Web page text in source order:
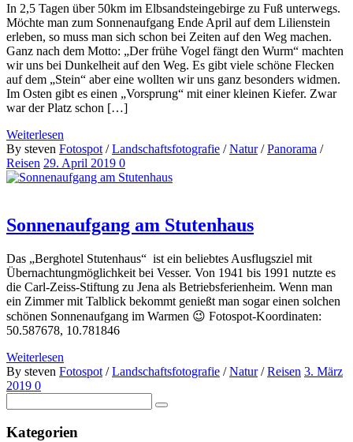
In 2,5 Tagen über 50km im Elbsandsteingebirge zu Fuß unterwegs.
Möchte man zum Sonnenaufgang Ende April auf dem Lilienstein
erleben, so muss man sich schon bei Zeiten auf den Weg machen.
Ganz nach dem Motto: „Der frühe Vogel fängt den Wurm“ machten
wir uns bei Dunkelheit auf den Weg. Es gibt viele schöne Flecken
auf dem „Stein“ aber eine wollten wir uns ganz besonders widmen.
Im Osten gibt es einen „Vorsprung“ mit einer kleinen Kiefer. Zwar
war der Platz schon […]
Weiterlesen
By steven Fotospot /Landschaftsfotografie /Natur/Panorama /
Reisen 29. April 2019 0
Sonnenaufgang am Stutenhaus
Das „Berghotel Stutenhaus“ ist ein beliebtes Ausflugsziel mit
Übernachtungmöglichkeit bei Vesser. Von 1941 bis 1991 nutzte es
die Carl-Zeiss-Stiftung zu Jena als Betriebsferienheim. Wenn man
ein Zimmer mit Talblick bekommt genießt man sogar einen solchen
schönen Sonnenaufgang im Warmen 😉 Fotospot-Koordinaten:
50.587678, 10.781846
Weiterlesen
By steven Fotospot /Landschaftsfotografie /Natur/Reisen 3. März
2019 0
Kategorien